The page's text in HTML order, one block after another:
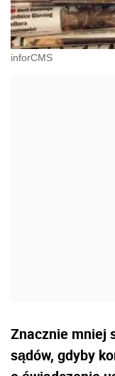
inforCMS
Znacznie mniej
sądów, gdyby